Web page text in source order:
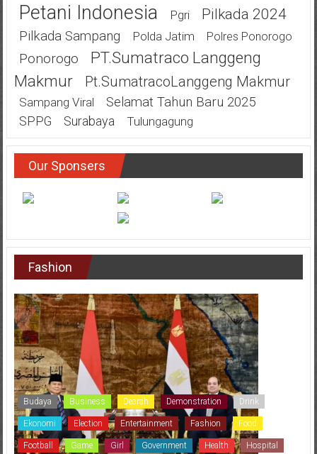
Petani Indonesia Pgri Pilkada 2024
Pilkada Sampang Polda Jatim Polres Ponorogo
Ponorogo
PT.Sumatraco Langgeng
Makmur
Pt.SumatracoLanggeng Makmur
Sampang Viral Selamat Tahun Baru 2025
SPPG Surabaya Tulungagung
Our Sponsers
Fashion
Budaya Business Dearah Demonstration Drink
Ekonomi Election Entertainment Fashion Food
Football Game Girl Government Health Hospital